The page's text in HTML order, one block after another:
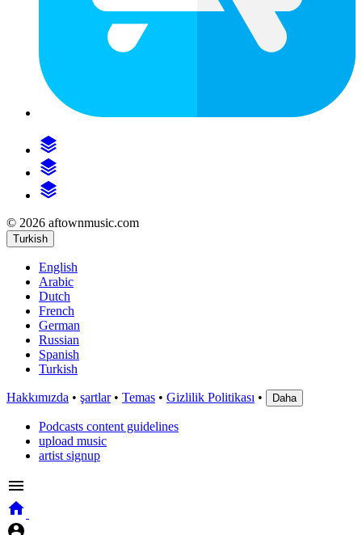
© 2026 aftownmusic.com
Turkish
English
Arabic
Dutch
French
German
Russian
Spanish
Turkish
Hakkımızda • şartlar• Temas • Gizlilik Politikası • Daha
Podcasts content guidelines
upload music
artist signup